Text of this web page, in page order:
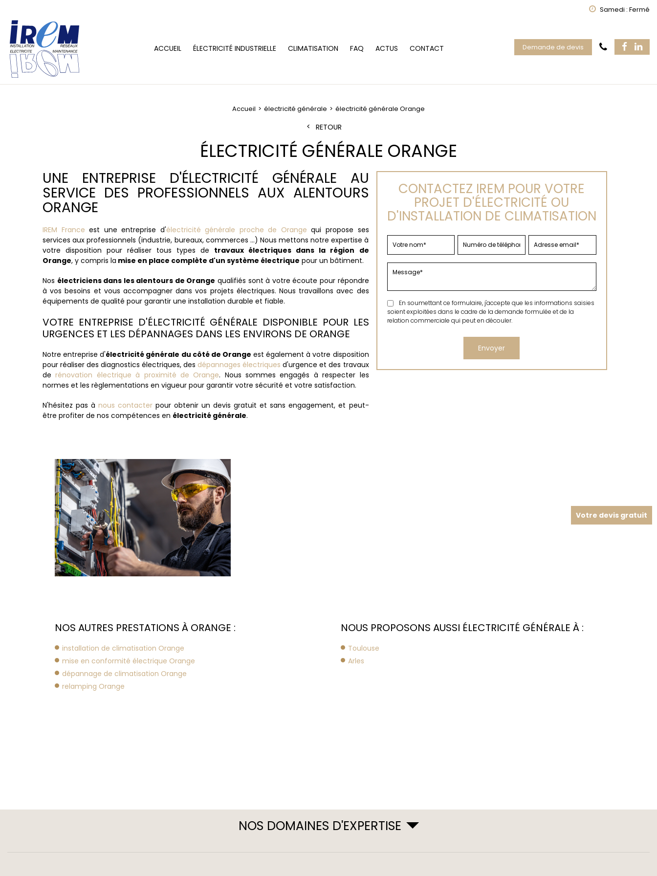
Samedi : Fermé
ACCUEIL ÉLECTRICITÉ INDUSTRIELLE CLIMATISATION FAQ ACTUS CONTACT Demande de devis
Accueil électricité générale électricité générale Orange
RETOUR
ÉLECTRICITÉ GÉNÉRALE ORANGE
UNE ENTREPRISE D'ÉLECTRICITÉ GÉNÉRALE AU
SERVICE DES PROFESSIONNELS AUX ALENTOURS
ORANGE
IREM France est une entreprise d'électricité générale proche de Orange qui propose ses
services aux professionnels (industrie, bureaux, commerces ...) Nous mettons notre expertise à
votre disposition pour réaliser tous types de travaux électriques dans la région de
Orange, y compris la mise en place complète d'un système électrique pour un bâtiment.
Nos électriciens dans les alentours de Orange qualifiés sont à votre écoute pour répondre
à vos besoins et vous accompagner dans vos projets électriques. Nous travaillons avec des
équipements de qualité pour garantir une installation durable et fiable.
VOTRE ENTREPRISE D'ÉLECTRICITÉ GÉNÉRALE DISPONIBLE POUR LES
URGENCES ET LES DÉPANNAGES DANS LES ENVIRONS DE ORANGE
Notre entreprise d'électricité générale du côté de Orange est également à votre disposition
pour réaliser des diagnostics électriques, des dépannages électriques d'urgence et des travaux
derénovation électrique à proximité de Orange. Nous sommes engagés à respecter les
normes et les règlementations en vigueur pour garantir votre sécurité et votre satisfaction.
N'hésitez pas ànous contacter pour obtenir un devis gratuit et sans engagement, et peut-
être profiter de nos compétences en électricité générale.
CONTACTEZ IREM POUR VOTRE
PROJET D'ÉLECTRICITÉ OU
D'INSTALLATION DE CLIMATISATION
En soumettant ce formulaire, j'accepte que les informations saisies
soient exploitées dans le cadre de la demande formulée et de la
relation commerciale qui peut en découler.
NOS AUTRES PRESTATIONS À ORANGE :
installation de climatisation Orange
mise en conformité électrique Orange
dépannage de climatisation Orange
relamping Orange
NOUS PROPOSONS AUSSI ÉLECTRICITÉ GÉNÉRALE À :
Toulouse
Arles
Votre devis gratuit
NOS DOMAINES D'EXPERTISE